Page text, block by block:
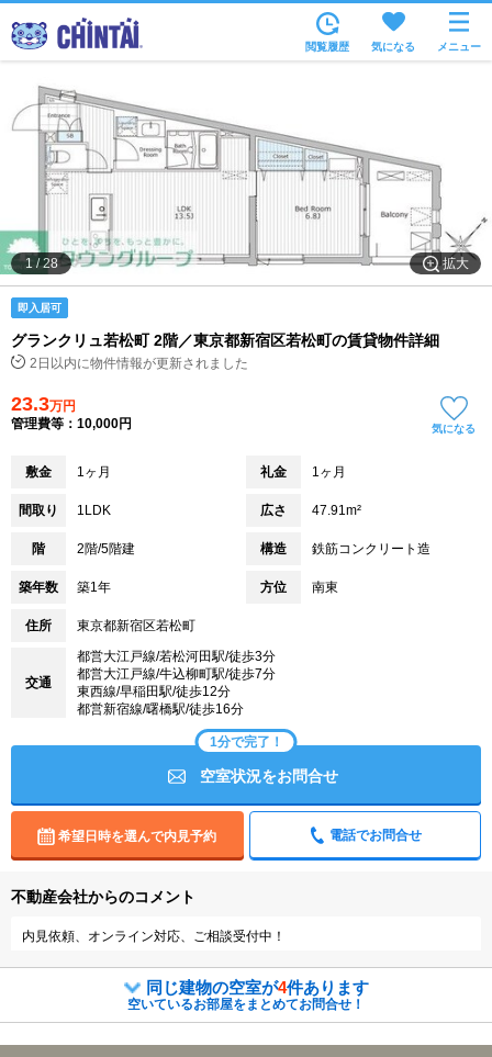
家賃相場から
通勤通学時間から
閲覧履歴 気になる メニュー
拡大
1 /28
即入居可
グランクリュ若松町 2階／東京都新宿区若松町の賃貸物件詳細
2日以内に物件情報が更新されました
23.3万円
管理費等：10,000円
気になる
敷金 1ヶ月 礼金 1ヶ月
間取り 1LDK 広さ 47.91m²
階 2階/5階建 構造 鉄筋コンクリート造
築年数 築1年 方位 南東
住所 東京都新宿区若松町
交通
都営大江戸線/若松河田駅/徒歩3分
都営大江戸線/牛込柳町駅/徒歩7分
東西線/早稲田駅/徒歩12分
都営新宿線/曙橋駅/徒歩16分
1分で完了！
空室状況をお問合せ
希望日時を選んで内見予約 電話でお問合せ
不動産会社からのコメント
内見依頼、オンライン対応、ご相談受付中！
同じ建物の空室が4件あります
空いているお部屋をまとめてお問合せ！